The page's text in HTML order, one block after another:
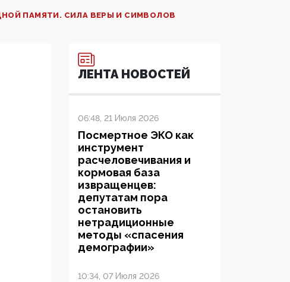
ПАМЯТИ. СИЛА ВЕРЫ И СИМВОЛОВ
ЛЕНТА НОВОСТЕЙ
06:48, 21 Июля 2026
Посмертное ЭКО как
инструмент
расчеловечивания и
кормовая база
извращенцев:
депутатам пора
остановить
нетрадиционные
методы «спасения
демографии»
10:34, 07 Июля 2026